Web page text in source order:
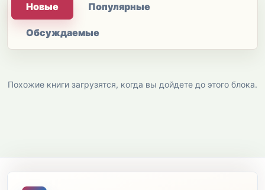
Новые Популярные
Обсуждаемые
Похожие книги загрузятся, когда вы дойдете до этого блока.